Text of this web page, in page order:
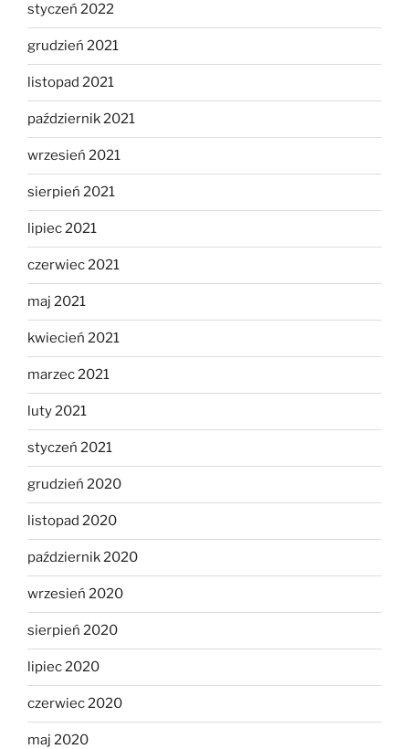
styczeń 2022
grudzień 2021
listopad 2021
październik 2021
wrzesień 2021
sierpień 2021
lipiec 2021
czerwiec 2021
maj 2021
kwiecień 2021
marzec 2021
luty 2021
styczeń 2021
grudzień 2020
listopad 2020
październik 2020
wrzesień 2020
sierpień 2020
lipiec 2020
czerwiec 2020
maj 2020